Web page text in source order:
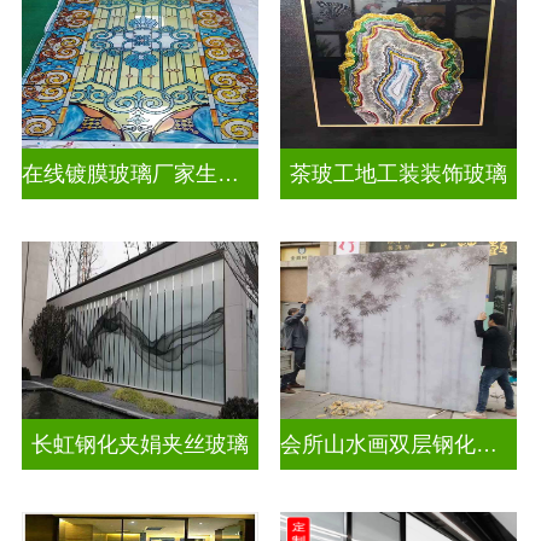
在线镀膜玻璃厂家生产安装 茶玻工地工装装饰玻璃
长虹钢化夹娟夹丝玻璃 会所山水画双层钢化夹胶